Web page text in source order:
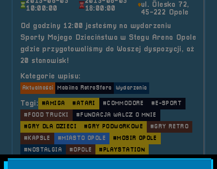
10:00:00
18:00:00
ul. Oleska 72,
45-222 Opole
Od godziny 12:00 jesteśmy na wydarzeniu
Sporty Mojego Dzieciństwa w Stegu Arena Opole
gdzie przygotowaliśmy do Waszej dyspozycji, aż
20 stanowisk!
Kategorie wpisu:
Aktualności Mobilna RetroSfera Wydarzenia
Tagi: #AMIGA #ATARI #COMMODORE
#E-SPORT
#FOOD TRUCKI
#FUNDACJA WALCZ O MNIE
#GRY DLA DZIECI
#GRY PODWÓRKOWE
#GRY RETRO
#KAPSLE
#MIASTO OPOLE
#MOSIR OPOLE
#NOSTALGIA
#OPOLE
#PLAYSTATION